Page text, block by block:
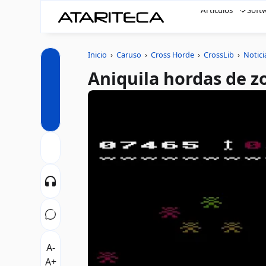
Artículos
Inicio › Caruso › Cross Horde › CrossLib ›
Aniquila hordas de